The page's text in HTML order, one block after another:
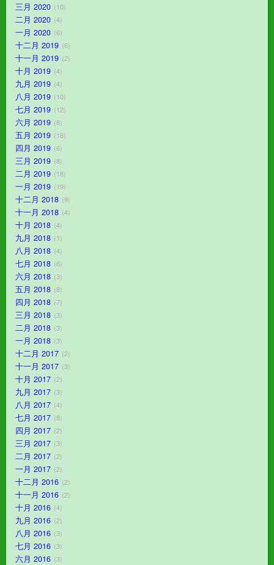
三月 2020 10
二月 2020 4
一月 2020 6
十二月 2019 6
十一月 2019 2
十月 2019 4
九月 2019 4
八月 2019 10
七月 2019 12
六月 2019 8
五月 2019 18
四月 2019 6
三月 2019 8
二月 2019 18
一月 2019 19
十二月 2018 9
十一月 2018 4
十月 2018 4
九月 2018 1
八月 2018 4
七月 2018 6
六月 2018 3
五月 2018 8
四月 2018 7
三月 2018 3
二月 2018 3
一月 2018 3
十二月 2017 2
十一月 2017 3
十月 2017 2
九月 2017 3
八月 2017 4
七月 2017 8
四月 2017 2
三月 2017 3
二月 2017 2
一月 2017 2
十二月 2016 2
十一月 2016 2
十月 2016 4
九月 2016 2
八月 2016 3
七月 2016 3
六月 2016 3